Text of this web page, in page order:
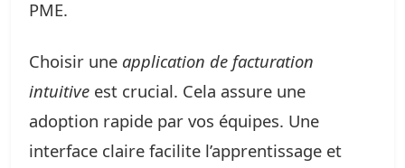
PME.
Choisir une application de facturation
intuitive est crucial. Cela assure une
adoption rapide par vos équipes. Une
interface claire facilite l’apprentissage et